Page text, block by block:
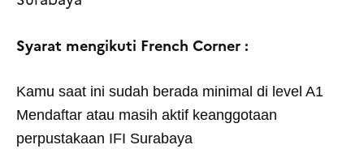
Syarat mengikuti French Corner :
Kamu saat ini sudah berada minimal di level A1
Mendaftar atau masih aktif keanggotaan
perpustakaan IFI Surabaya